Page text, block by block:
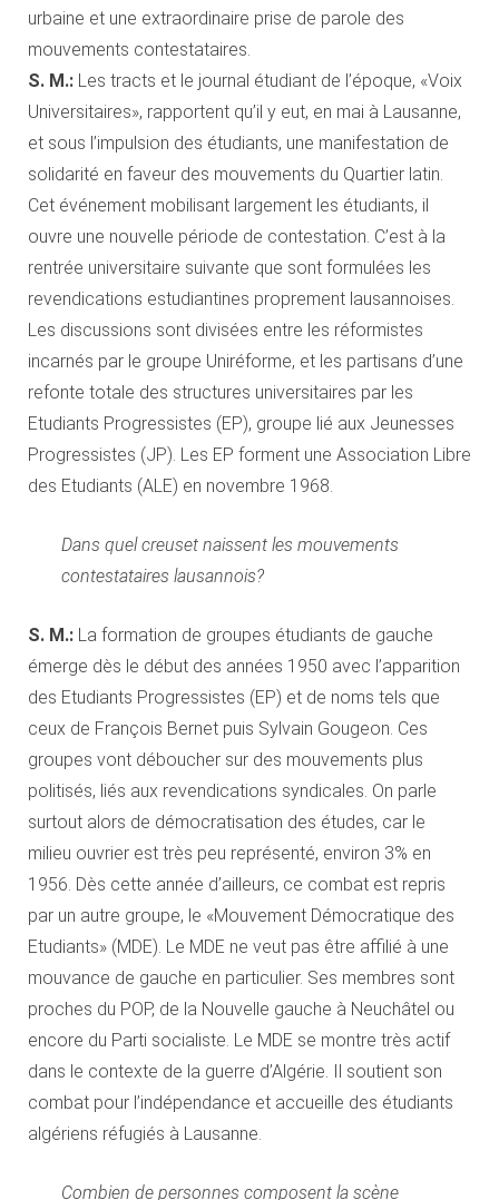
urbaine et une extraordinaire prise de parole des
mouvements contestataires.
S. M.: Les tracts et le journal étudiant de l’époque, «Voix
Universitaires», rapportent qu’il y eut, en mai à Lausanne,
et sous l’impulsion des étudiants, une manifestation de
solidarité en faveur des mouvements du Quartier latin.
Cet événement mobilisant largement les étudiants, il
ouvre une nouvelle période de contestation. C’est à la
rentrée universitaire suivante que sont formulées les
revendications estudiantines proprement lausannoises.
Les discussions sont divisées entre les réformistes
incarnés par le groupe Uniréforme, et les partisans d’une
refonte totale des structures universitaires par les
Etudiants Progressistes (EP), groupe lié aux Jeunesses
Progressistes (JP). Les EP forment une Association Libre
des Etudiants (ALE) en novembre 1968.
Dans quel creuset naissent les mouvements
contestataires lausannois?
S. M.: La formation de groupes étudiants de gauche
émerge dès le début des années 1950 avec l’apparition
des Etudiants Progressistes (EP) et de noms tels que
ceux de François Bernet puis Sylvain Gougeon. Ces
groupes vont déboucher sur des mouvements plus
politisés, liés aux revendications syndicales. On parle
surtout alors de démocratisation des études, car le
milieu ouvrier est très peu représenté, environ 3% en
1956. Dès cette année d’ailleurs, ce combat est repris
par un autre groupe, le «Mouvement Démocratique des
Etudiants» (MDE). Le MDE ne veut pas être affilié à une
mouvance de gauche en particulier. Ses membres sont
proches du POP, de la Nouvelle gauche à Neuchâtel ou
encore du Parti socialiste. Le MDE se montre très actif
dans le contexte de la guerre d’Algérie. Il soutient son
combat pour l’indépendance et accueille des étudiants
algériens réfugiés à Lausanne.
Combien de personnes composent la scène